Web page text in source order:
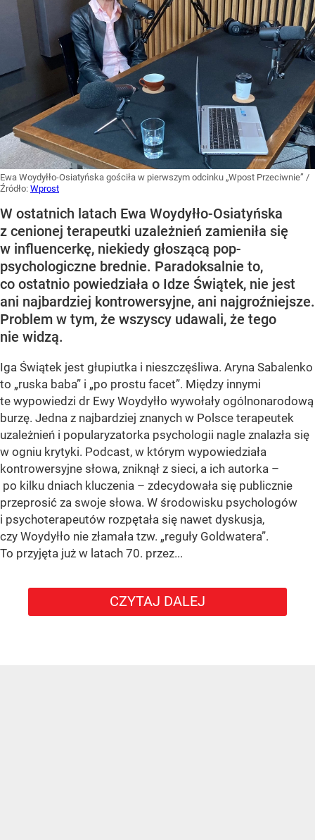
Ewa Woydyłło-Osiatyńska gościła w pierwszym odcinku „Wpost Przeciwnie” /
Źródło: Wprost
W ostatnich latach Ewa Woydyłło-Osiatyńska
z cenionej terapeutki uzależnień zamieniła się
w influencerkę, niekiedy głoszącą pop-
psychologiczne brednie. Paradoksalnie to,
co ostatnio powiedziała o Idze Świątek, nie jest
ani najbardziej kontrowersyjne, ani najgroźniejsze.
Problem w tym, że wszyscy udawali, że tego
nie widzą.
Iga Świątek jest głupiutka i nieszczęśliwa. Aryna Sabalenko
to „ruska baba” i „po prostu facet”. Między innymi
te wypowiedzi dr Ewy Woydyłło wywołały ogólnonarodową
burzę. Jedna z najbardziej znanych w Polsce terapeutek
uzależnień i popularyzatorka psychologii nagle znalazła się
w ogniu krytyki. Podcast, w którym wypowiedziała
kontrowersyjne słowa, zniknął z sieci, a ich autorka –
po kilku dniach kluczenia – zdecydowała się publicznie
przeprosić za swoje słowa. W środowisku psychologów
i psychoterapeutów rozpętała się nawet dyskusja,
czy Woydyłło nie złamała tzw. „reguły Goldwatera”.
To przyjęta już w latach 70. przez...
CZYTAJ DALEJ